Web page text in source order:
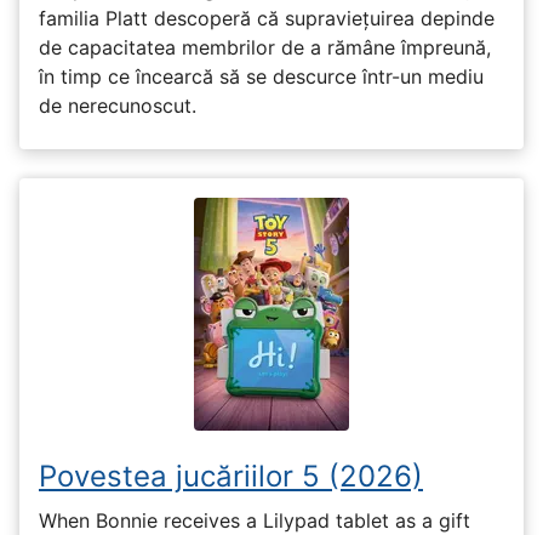
familia Platt descoperă că supraviețuirea depinde
de capacitatea membrilor de a rămâne împreună,
în timp ce încearcă să se descurce într-un mediu
de nerecunoscut.
Povestea jucăriilor 5 (2026)
When Bonnie receives a Lilypad tablet as a gift